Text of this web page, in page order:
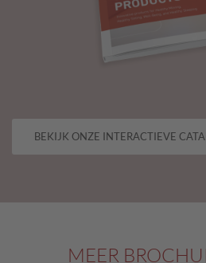
BEKIJK ONZE INTERACTIEVE
MEER